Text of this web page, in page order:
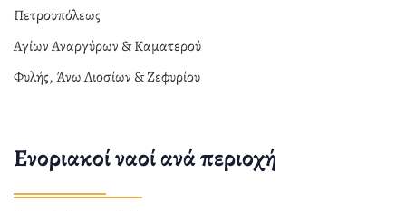
Πετρουπόλεως
Αγίων Αναργύρων & Καματερού
Φυλής, Άνω Λιοσίων & Ζεφυρίου
Ενοριακοί ναοί ανά περιοχή